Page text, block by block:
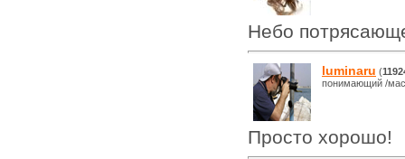
Небо
luminaru (
понимающий /
Просто хорошо!